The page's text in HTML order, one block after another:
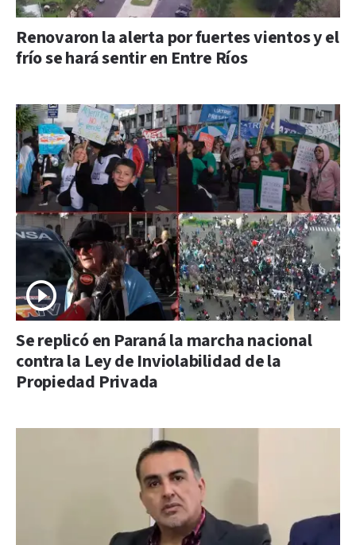
Renovaron la alerta por fuertes vientos y el
frío se hará sentir en Entre Ríos
Se replicó en Paraná la marcha nacional
contra la Ley de Inviolabilidad de la
Propiedad Privada